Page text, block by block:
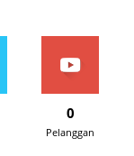
0
Pelanggan